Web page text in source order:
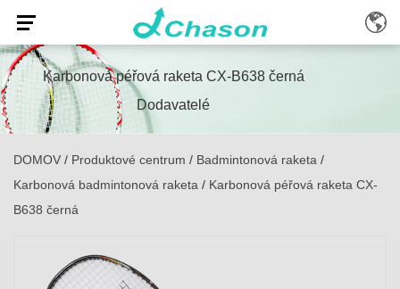
Karbonová péřová raketa CX-B638 černá
Dodavatelé
DOMOV / Produktové centrum / Badmintonová raketa /
Karbonová badmintonová raketa / Karbonová péřová raketa CX-
B638 černá